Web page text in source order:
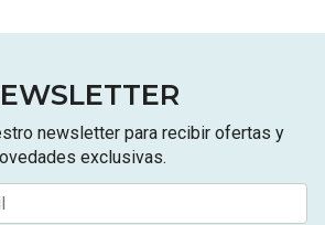
newsletter para recibir ofertas y
exclusivas.